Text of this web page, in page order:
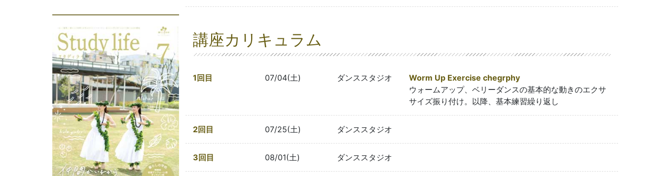
講座カリキュラム
1回目 07/04(土) ダンススタジオ
Worm Up Exercise chegrphy
ウォームアップ、ベリーダンスの基本的な動きのエクサ
サイズ振り付け。以降、基本練習繰り返し
2回目 07/25(土) ダンススタジオ
3回目 08/01(土) ダンススタジオ